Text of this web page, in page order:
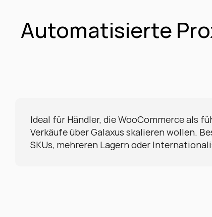
Automatisierte
Ideal für Händler, die WooCommerce als
Verkäufe über Galaxus skalieren wollen.
SKUs, mehreren Lagern oder